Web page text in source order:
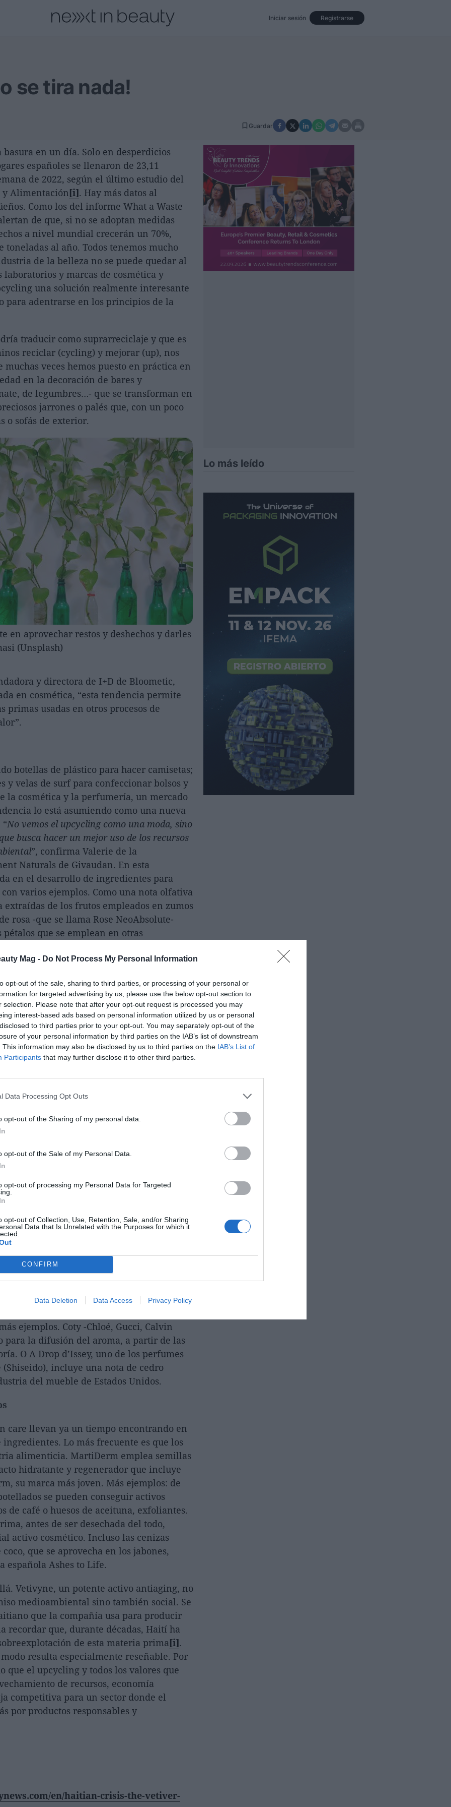
Mag - Do Not Process My Personal Information
opt-out of the sale, sharing to third parties, or processing of your personal or
for targeted advertising by us, please use the below opt-out section to
selection. Please note that after your opt-out request is processed you may
interest-based ads based on personal information utilized by us or personal
to third parties prior to your opt-out. You may separately opt-out of the
of your personal information by third parties on the IAB’s list of downstream
This information may also be disclosed by us to third parties on the IAB’s List of
Participants that may further disclose it to other third parties.
Data Processing Opt Outs
opt-out of the Sharing of my personal data.
opt-out of the Sale of my Personal Data.
opt-out of processing my Personal Data for Targeted
opt-out of Collection, Use, Retention, Sale, and/or Sharing
Data that Is Unrelated with the Purposes for which it
CONFIRM
Data Deletion Data Access Privacy Policy
Registrarse
Iniciar sesión
se tira nada!
Guardar
en un día. Solo en desperdicios
españoles se llenaron de 23,11
de 2022, según el último estudio del
y Alimentación[i]. Hay más datos al
Como los del informe What a Waste
de que, si no se adoptan medidas
a nivel mundial crecerán un 70%,
al año. Todos tenemos mucho
de la belleza no se puede quedar al
laboratorios y marcas de cosmética y
una solución realmente interesante
para adentrarse en los principios de la
traducir como suprarreciclaje y que es
reciclar (cycling) y mejorar (up), nos
veces hemos puesto en práctica en
en la decoración de bares y
de legumbres…- que se transforman en
jarrones o palés que, con un poco
o sofás de exterior.
en aprovechar restos y deshechos y darles
(Unsplash)
y directora de I+D de Bloometic,
en cosmética, “esta tendencia permite
primas usadas en otros procesos de
botellas de plástico para hacer camisetas;
y velas de surf para confeccionar bolsos y
la cosmética y la perfumería, un mercado
lo está asumiendo como una nueva
No vemos el upcycling como una moda, sino
busca hacer un mejor uso de los recursos
”, confirma Valerie de la
Naturals de Givaudan. En esta
en el desarrollo de ingredientes para
varios ejemplos. Como una nota olfativa
de los frutos empleados en zumos
rosa -que se llama Rose NeoAbsolute-
que se emplean en otras
de Etat Libre D'Orange, máximo
perfumería
junto convirutas de madera
Les Fleurs du Déchet, de Etat Libre
su nombre ('soy una basura') es una
del suprarreciclaje. El mundo de la
ejemplos. Coty -Chloé, Gucci, Calvin
la difusión del aroma, a partir de las
O A Drop d’Issey, uno de los perfumes
incluye una nota de cedro
del mueble de Estados Unidos.
care llevan ya un tiempo encontrando en
Lo más frecuente es que los
alimenticia. MartiDerm emplea semillas
hidratante y regenerador que incluye
su marca más joven. Más ejemplos: de
se pueden conseguir activos
de café o huesos de aceituna, exfoliantes.
antes de ser desechada del todo,
activo cosmético. Incluso las cenizas
que se aprovecha en los jabones,
española Ashes to Life.
Vetivyne, un potente activo antiaging, no
medioambiental sino también social. Se
que la compañía usa para producir
recordar que, durante décadas, Haití ha
de esta materia prima[i].
resulta especialmente reseñable. Por
que el upcycling y todos los valores que
de recursos, economía
competitiva para un sector donde el
por productos responsables y
en/haitian-crisis-the-vetiver-
Lo más leído